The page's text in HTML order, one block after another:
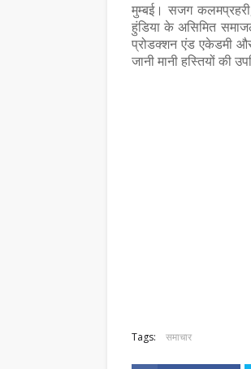
मुम्बई। सजग
हुंडिया के असिमित
प्रोडक्शन एंड एकेडमी और
जानी मानी हस्तियों की
Tags: समाचार